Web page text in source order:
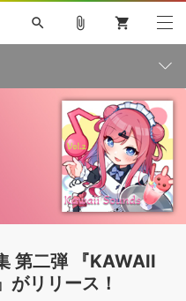
search
巡音ルカ V4X
KAITO V3
MASSIVE
ライセンスフリーBGM
を試そう
MUTANT
KOTO NATION
ェクト サンプルパック
attach_file shopping_cart
第二弾 『KAWAII
がリリース！